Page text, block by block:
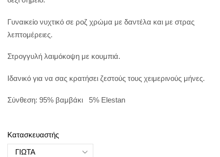
Γυναικείο νυχτικό σε ροζ χρώμα με δαντέλα και με στρας
λεπτομέρειες.
Στρογγυλή λαιμόκοψη με κουμπιά.
Ιδανικό για να σας κρατήσει ζεστούς τους χειμερινούς μήνες.
Σύνθεση: 95% βαμβάκι 5% Elestan
Κατασκευαστής